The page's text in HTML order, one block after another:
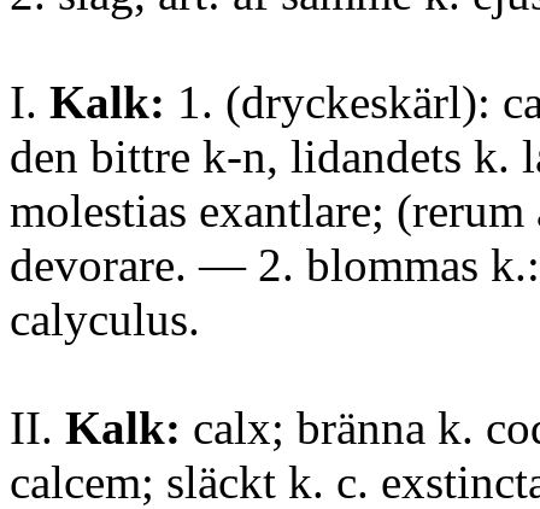
I. Kalk: 1. (dryckeskärl):
den bittre k-n, lidandets k.
molestias exantlare;
devorare. — 2. blommas
calyculus.
II. Kalk: calx; bränna k.
calcem; släckt k. c.